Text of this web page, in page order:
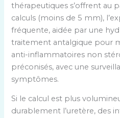
thérapeutiques s’offrent au
calculs (moins de 5 mm),
fréquente, aidée par une
traitement antalgique pour
anti-inflammatoires non
préconisés, avec une
symptômes.
Si le calcul est plus
durablement l’uretère, des